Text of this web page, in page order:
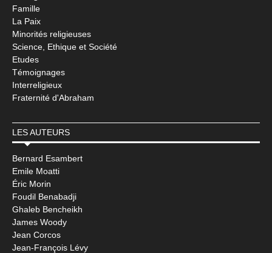
Famille
La Paix
Minorités religieuses
Science, Ethique et Société
Etudes
Témoignages
Interreligieux
Fraternité d'Abraham
LES AUTEURS
Bernard Esambert
Emile Moatti
Éric Morin
Foudil Benabadji
Ghaleb Bencheikh
James Woody
Jean Corcos
Jean-François Lévy